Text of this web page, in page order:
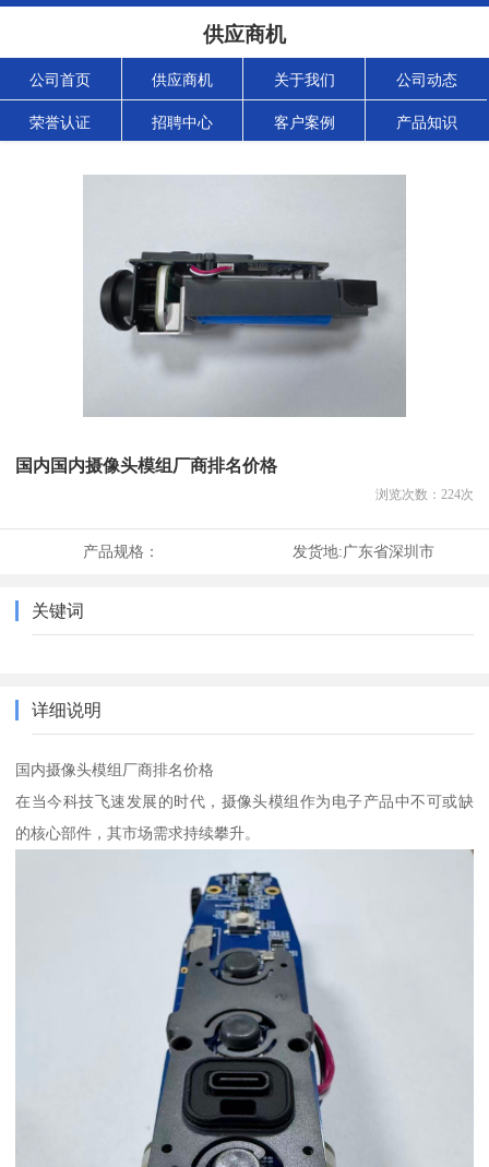
供应商机
公司首页 供应商机 关于我们 公司动态
荣誉认证 招聘中心 客户案例 产品知识
国内国内摄像头模组厂商排名价格
浏览次数： 224次
产品规格： 发货地:广东省深圳市
关键词
详细说明
国内摄像头模组厂商排名价格
在当今科技飞速发展的时代，摄像头模组作为电子产品中不可或缺
的核心部件，其市场需求持续攀升。